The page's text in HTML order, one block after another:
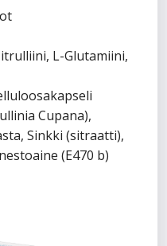
L-Glutamiini,
Cupana),
Sinkki (sitraatti),
(E470 b)